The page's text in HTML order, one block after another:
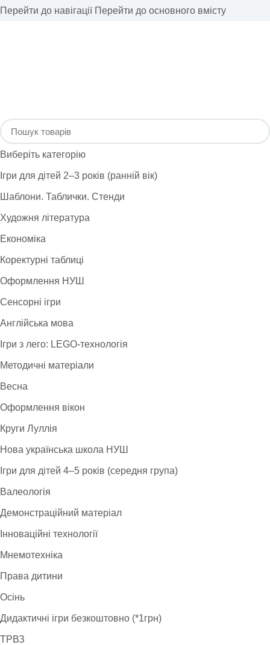
Перейти до навігації Перейти до основного вмісту
Виберіть категорію
Ігри для дітей 2–3 років (ранній вік)
Шаблони. Таблички. Стенди
Художня література
Економіка
Коректурні таблиці
Оформлення НУШ
Сенсорні ігри
Англійська мова
Ігри з лего: LEGO-технологія
Методичні матеріали
Весна
Оформлення вікон
Круги Луллія
Нова українська школа НУШ
Ігри для дітей 4–5 років (середня група)
Валеологія
Демонстраційний матеріал
Інноваційні технології
Мнемотехніка
Права дитини
Осінь
Дидактичні ігри безкоштовно (*1грн)
ТРВЗ